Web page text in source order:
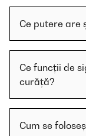
Ce putere are
Ce funcții de
curăță?
Cum se